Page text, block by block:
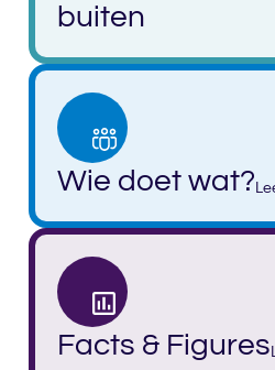
buiten
Wie doet wat?
Facts & Figures